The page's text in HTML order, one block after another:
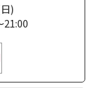
)
21:00